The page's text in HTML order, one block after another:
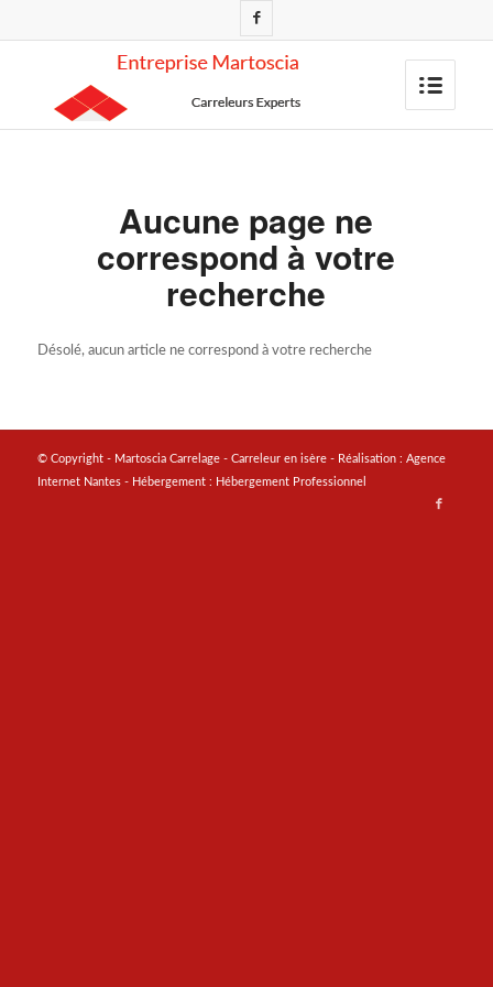
Aucune page ne
correspond à votre
recherche
Désolé, aucun article ne correspond à votre recherche
© Copyright - Martoscia Carrelage - Carreleur en isère - Réalisation : Agence
Internet Nantes- Hébergement : Hébergement Professionnel